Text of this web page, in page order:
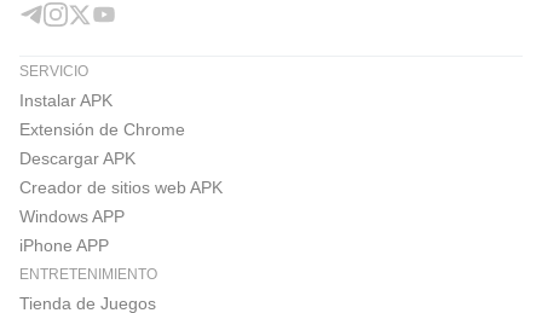
Fastboot y compatibilidad con otros
dispositivos Android
Bugjaeger también incluye soporte para fastboot, carga
lateral y flasheo de imágenes AOSP en contextos
compatibles. Esta área apunta a usuarios con experiencia
en bootloader, recovery y mantenimiento de dispositivos
Android.
La app no se limita a teléfonos, ya que puede apoyar
pruebas con Android TV, Wear OS, Oculus VR y Android
SERVICIO
Instalar APK
Extensión de Chrome
Descargar APK
Creador de sitios web APK
Windows APP
iPhone APP
ENTRETENIMIENTO
Tienda de Juegos